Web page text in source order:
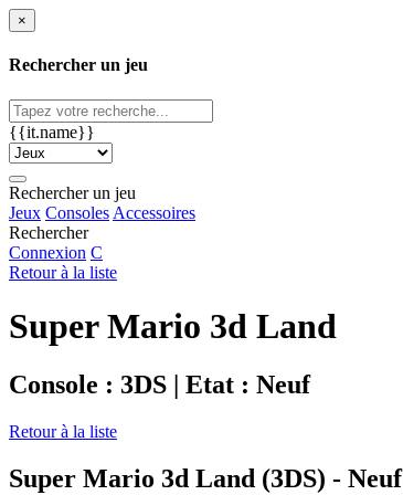
×
Rechercher un jeu
{{it.name}}
Rechercher un jeu
Jeux Consoles Accessoires
Rechercher
Connexion C
Retour à la liste
Super Mario 3d Land
Console : 3DS | Etat : Neuf
Retour à la liste
Super Mario 3d Land (3DS) - Neuf